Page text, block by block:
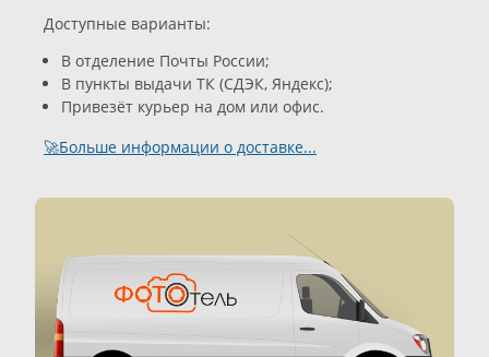
Доступные варианты:
В отделение Почты России;
В пункты выдачи ТК (СДЭК, Яндекс);
Привезёт курьер на дом или офис.
🚀Больше информации о доставке...